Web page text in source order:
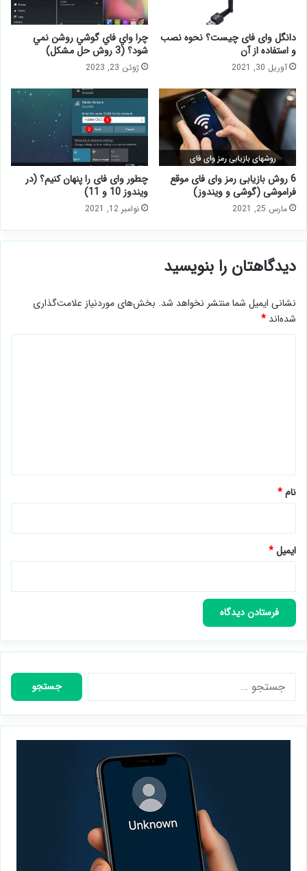
دانگل وای فای چیست؟ نحوه نصب
و استفاده از آن
آوریل 30, 2021
چرا واي فاي گوشي روشن نمي
شود؟ (3 روش حل مشكل)
ژوئن 23, 2023
6 روش بازیابی رمز وای فای موقع
فراموشی (گوشی و ویندوز)
مارس 25, 2021
چطور وای فای را پنهان کنیم؟ (در
ویندوز 10 و 11)
نوامبر 12, 2021
دیدگاهتان را بنویسید
نشانی ایمیل شما منتشر نخواهد شد. بخش‌های موردنیاز علامت‌گذاری
شده‌اند *
نام*
ایمیل*
جستجو
برای: